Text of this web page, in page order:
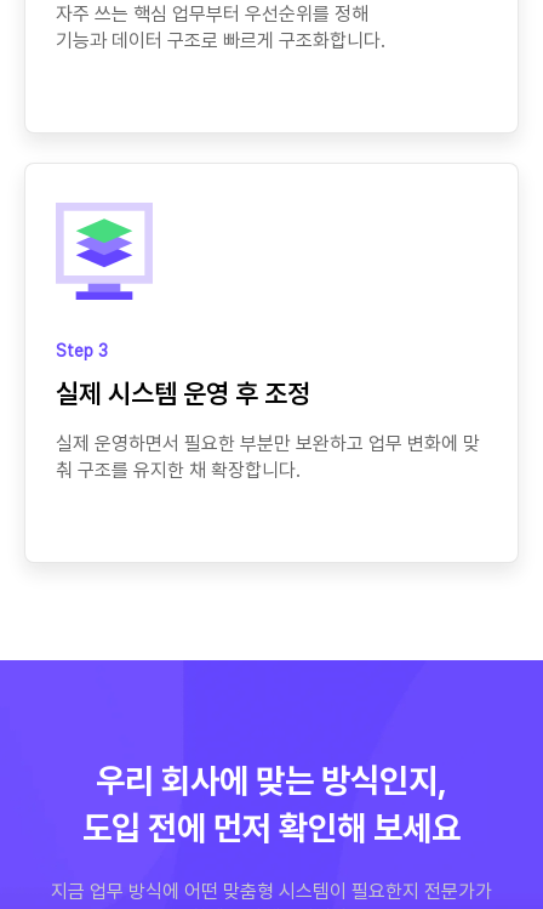
자주 쓰는 핵심 업무부터 우선순위를 정해
기능과 데이터 구조로 빠르게 구조화합니다.
Step 3
실제 시스템 운영 후 조정
실제 운영하면서 필요한 부분만 보완하고 업무 변화에 맞
춰 구조를 유지한 채 확장합니다.
우리 회사에 맞는 방식인지,
도입 전에 먼저 확인해 보세요
지금 업무 방식에 어떤 맞춤형 시스템이 필요한지 전문가가